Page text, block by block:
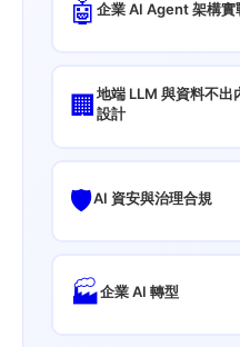
🤖 企業 AI Agent 架構實
🏢 地端 LLM 與資料不出
設計
🛡️AI 資安與治理合規
🏭企業 AI 轉型